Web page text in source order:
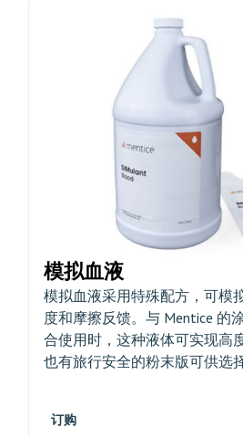
模拟血液
模拟血液采用特殊配方，可模
度和摩擦反馈。与 Mentice 的
合使用时，这种液体可实现高
也有旅行安全的粉末版可供选择
订购